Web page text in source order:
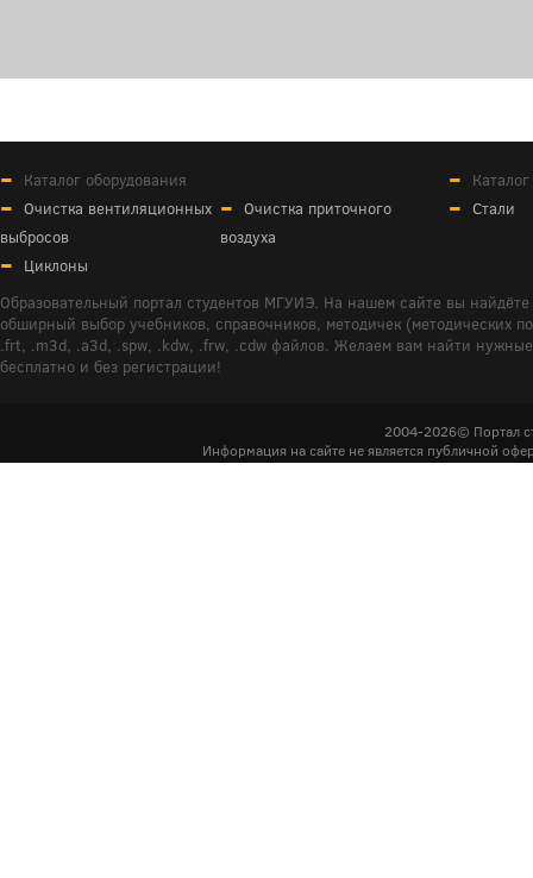
Каталог оборудования
Очистка вентиляционных
выбросов
Очистка приточного
воздуха
Циклоны
Стали
Образовательный портал студентов МГУИЭ. На нашем сайте вы
обширный выбор учебников, справочников, методичек (методических
.frt, .m3d, .a3d, .spw, .kdw, .frw, .cdw файлов. Желаем вам найти
бесплатно и без регистрации!
2004-2026© Портал
Информация на сайте не является публичной